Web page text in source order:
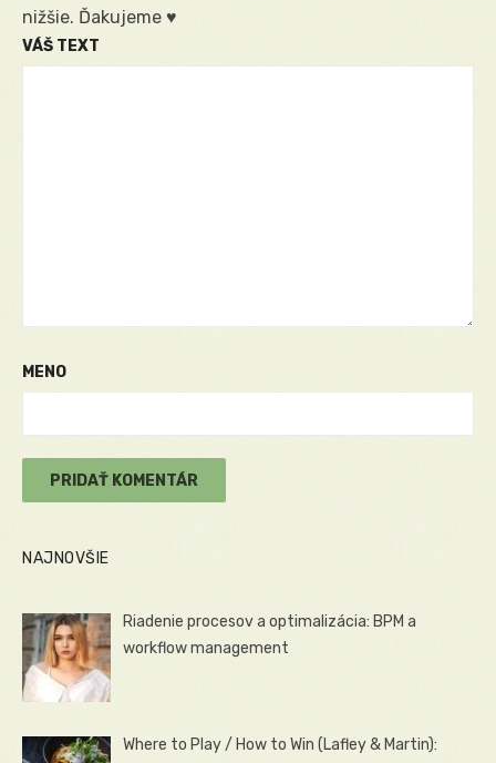
nižšie. Ďakujeme ♥
VÁŠ TEXT
MENO
NAJNOVŠIE
Riadenie procesov a optimalizácia: BPM a
workflow management
Where to Play / How to Win (Lafley & Martin):